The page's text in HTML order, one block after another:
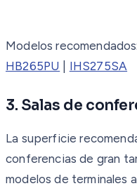
Modelos recomendados:
HB265PU
IHS275SA
3. Salas de
La superficie
conferencias de gran
modelos de terminales